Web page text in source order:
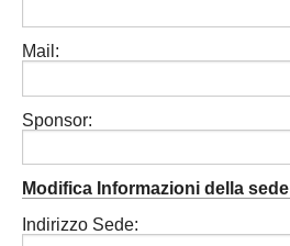
SIENA
Amatori AICS Lucca
Mail:
Sponsor:
Modifica Informazioni della sede
Indirizzo Sede: